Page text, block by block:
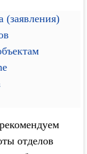
(заявления)
отделов